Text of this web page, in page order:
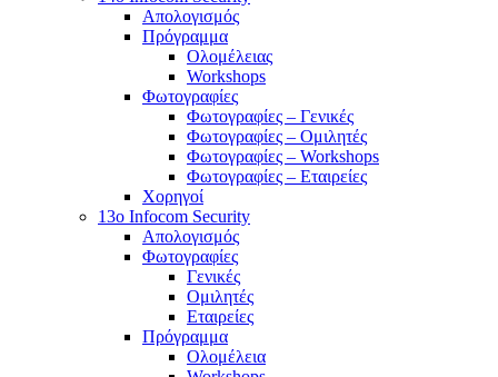
Απολογισμός
Πρόγραμμα
Ολομέλειας
Workshops
Φωτογραφίες
Φωτογραφίες – Γενικές
Φωτογραφίες – Ομιλητές
Φωτογραφίες – Workshops
Φωτογραφίες – Εταιρείες
Χορηγοί
13o Infocom Security
Απολογισμός
Φωτογραφίες
Γενικές
Ομιλητές
Εταιρείες
Πρόγραμμα
Ολομέλεια